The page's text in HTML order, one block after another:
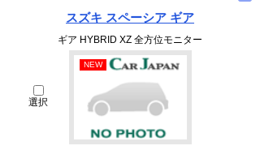
スズキ スペーシア ギア
ギア HYBRID XZ 全方位モニター
選択
NEW